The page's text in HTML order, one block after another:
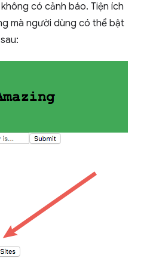
có cảnh báo. Tiện ích
mà người dùng có thể bật